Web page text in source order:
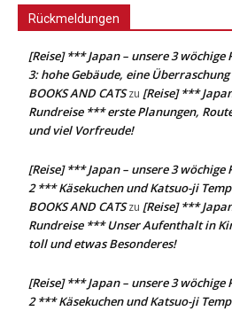
Rückmeldungen
[Reise] *** Japan – unsere 3
3: hohe Gebäude, eine Überraschung
BOOKS AND CATSzu [Reise] ***
Rundreise *** erste Planungen,
und viel Vorfreude!
[Reise] *** Japan – unsere 3
2 *** Käsekuchen und Katsuo-ji
BOOKS AND CATSzu [Reise] ***
Rundreise *** Unser Aufenthalt in
toll und etwas Besonderes!
[Reise] *** Japan – unsere 3
2 *** Käsekuchen und Katsuo-ji